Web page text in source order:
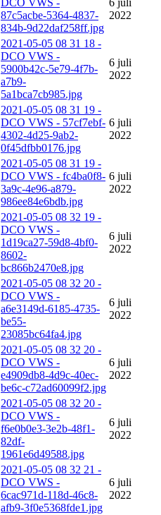
DCO VWS -
87c5acbe-5364-4837-
834b-9d22daf258ff.jpg
6 juli
2022
2021-05-05 08 31 18 -
DCO VWS -
5900b42c-5e79-4f7b-
a7b9-
5a1bca7cb985.jpg
6 juli
2022
2021-05-05 08 31 19 -
DCO VWS - 57cf7ebf-
4302-4d25-9ab2-
0f45dfbb0176.jpg
6 juli
2022
2021-05-05 08 31 19 -
DCO VWS - fc4ba0f8-
3a9c-4e96-a879-
986ee84e6bdb.jpg
6 juli
2022
2021-05-05 08 32 19 -
DCO VWS -
1d19ca27-59d8-4bf0-
8602-
bc866b2470e8.jpg
6 juli
2022
2021-05-05 08 32 20 -
DCO VWS -
a6e3149d-6185-4735-
be55-
23085bc64fa4.jpg
6 juli
2022
2021-05-05 08 32 20 -
DCO VWS -
e4909db8-4d9c-40ec-
be6c-c72ad60099f2.jpg
6 juli
2022
2021-05-05 08 32 20 -
DCO VWS -
f6e0b0e3-3e2b-48f1-
82df-
1961e6d49588.jpg
6 juli
2022
2021-05-05 08 32 21 -
DCO VWS -
6cac971d-118d-46c8-
afb9-3f0e5368fde1.jpg
6 juli
2022